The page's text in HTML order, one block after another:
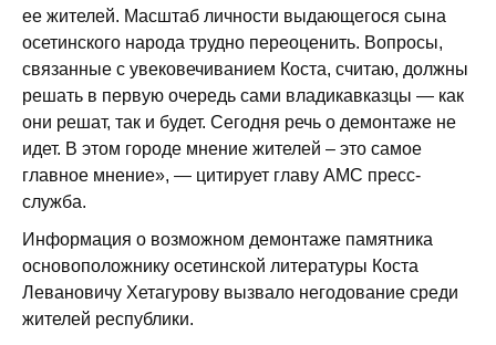
ее жителей. Масштаб личности выдающегося сына
осетинского народа трудно переоценить. Вопросы,
связанные с увековечиванием Коста, считаю, должны
решать в первую очередь сами владикавказцы — как
они решат, так и будет. Сегодня речь о демонтаже не
идет. В этом городе мнение жителей – это самое
главное мнение», — цитирует главу АМС пресс-
служба.
Информация о возможном демонтаже памятника
основоположнику осетинской литературы Коста
Левановичу Хетагурову вызвало негодование среди
жителей республики.